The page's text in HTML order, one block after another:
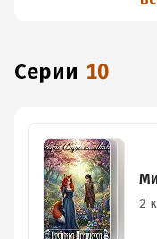
Серии 10
2